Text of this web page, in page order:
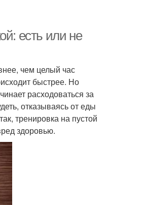
есть или не
чем целый час
быстрее. Но
расходоваться за
отказываясь от еды
тренировка на пустой
здоровью.